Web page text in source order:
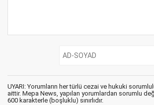
UYARI: Yorumların her türlü cezai ve hukuki
aittir. Mepa News, yapılan yorumlardan sorumlu
600 karakterle (boşluklu) sınırlıdır.